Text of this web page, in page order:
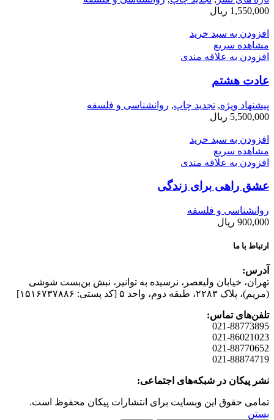
1,550,000 ریال
افزودن به سبد خرید
مشاهده سریع
افزودن به علاقه مندی
عادت هشتم
پیشنهاد ویژه, تجدید چاپ, روانشناسی و فلسفه
5,500,000 ریال
افزودن به سبد خرید
مشاهده سریع
افزودن به علاقه مندی
عشق راهی برای زندگی
روانشناسی و فلسفه
900,000 ریال
ارتباط با ما
آدرس:
تهران، خیابان وليعصر، نرسيده به توانير، نبش بن‌بست شوشی
(مريم)، پلاک ۲۲۸۳، طبقه دوم، واحد ۵ [کد پستی: ۱۵۱۶۷۳۷۸۸۶]
تلفن‌های تماس:
021-88773895
021-86021023
021-88770652
021-88874719
نشر پیکان در شبکه‌های اجتماعی:
تمامی حقوق این وبسایت برای انتشارات پیکان محفوظ است.
بستن